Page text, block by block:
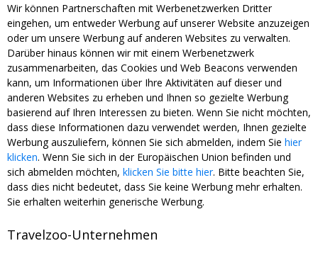
Wir können Partnerschaften mit Werbenetzwerken Dritter
eingehen, um entweder Werbung auf unserer Website anzuzeigen
oder um unsere Werbung auf anderen Websites zu verwalten.
Darüber hinaus können wir mit einem Werbenetzwerk
zusammenarbeiten, das Cookies und Web Beacons verwenden
kann, um Informationen über Ihre Aktivitäten auf dieser und
anderen Websites zu erheben und Ihnen so gezielte Werbung
basierend auf Ihren Interessen zu bieten. Wenn Sie nicht möchten,
dass diese Informationen dazu verwendet werden, Ihnen gezielte
Werbung auszuliefern, können Sie sich abmelden, indem Sie hier
klicken. Wenn Sie sich in der Europäischen Union befinden und
sich abmelden möchten, klicken Sie bitte hier. Bitte beachten Sie,
dass dies nicht bedeutet, dass Sie keine Werbung mehr erhalten.
Sie erhalten weiterhin generische Werbung.
Travelzoo-Unternehmen